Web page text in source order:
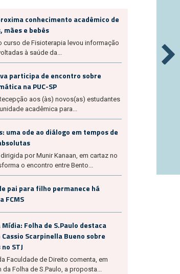
conhecimento acadêmico de
mães e bebês
curso de Fisioterapia levou informação
à saúde da...
participa de encontro sobre
na PUC-SP
aos (às) novos(as) estudantes
acadêmica para...
uma ode ao diálogo em tempos de
por Munir Kanaan, em cartaz no
o encontro entre Bento...
pai para filho permanece há
FCMS
Mídia: Folha de S.Paulo destaca
Scarpinella Bueno sobre
STJ
Faculdade de Direito comenta, em
da Folha de S.Paulo, a proposta...